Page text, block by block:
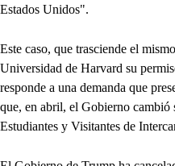
Estados Unidos".
Este caso, que trasciende el
Universidad de Harvard su
responde a una demanda que
que, en abril, el Gobierno cambió
Estudiantes y Visitantes de